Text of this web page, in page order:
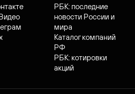
РБК: последние
новости России и
мира
Каталог компаний
РФ
РБК: котировки
акций